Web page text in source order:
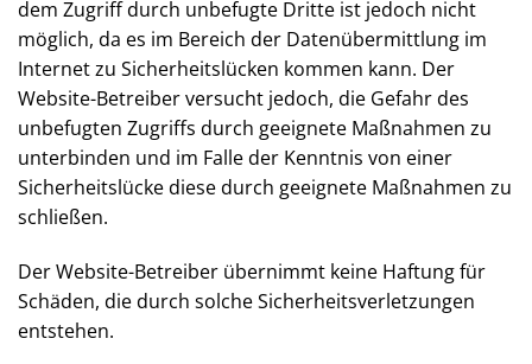
dieser Daten an Dritte ist ohne die ausdrückliche
Zustimmung durch den Nutzer ausgeschlossen.
Ein lückenloser Schutz der übermittelten Daten vor
dem Zugriff durch unbefugte Dritte ist jedoch nicht
möglich, da es im Bereich der Datenübermittlung im
Internet zu Sicherheitslücken kommen kann. Der
Website-Betreiber versucht jedoch, die Gefahr des
unterbinden und im Falle der Kenntnis von einer
Sicherheitslücke diese durch geeignete Maßnahmen
zu schließen.